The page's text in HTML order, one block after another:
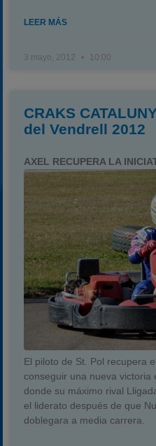
LEER MÁS
3 mayo, 2012 10:00
CRAKS
del Vendrell 2012
AXEL RECUPERA LA
El piloto de St. Pol recupera
conseguir una nueva victoria
donde su máximo rival
el liderato después de que
doblegara a media carrera.